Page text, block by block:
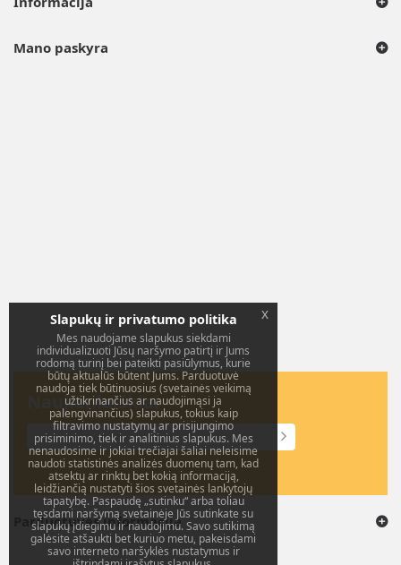
Mano paskyra
Naujienlaiškiai
Parduotuvės informacija
Slapukų ir privatumo politika
Mes naudojame slapukus siekdami
individualizuoti Jūsų naršymo patirtį ir Jums
rodomą turinį bei pateikti pasiūlymus, kurie
būtų aktualūs būtent Jums. Parduotuvė
naudoja tiek būtinuosius (svetainės veikimą
užtikrinančius ar naudojimąsi ja
palengvinančius) slapukus, tokius kaip
filtravimo nustatymų ar prisijungimo
prisiminimo, tiek ir analitinius slapukus. Mes
nenaudosime ir jokiai trečiajai šaliai neleisime
naudoti statistinės analizės duomenų tam, kad
atsektų ar rinktų bet kokią informaciją,
leidžiančią nustatyti šios svetainės lankytojų
tapatybę. Paspaudę „sutinku“ arba toliau
tęsdami naršymą svetainėje Jūs sutinkate su
slapukų įdiegimu ir naudojimu. Savo sutikimą
galėsite atšaukti bet kuriuo metu, pakeisdami
savo interneto naršyklės nustatymus ir
x